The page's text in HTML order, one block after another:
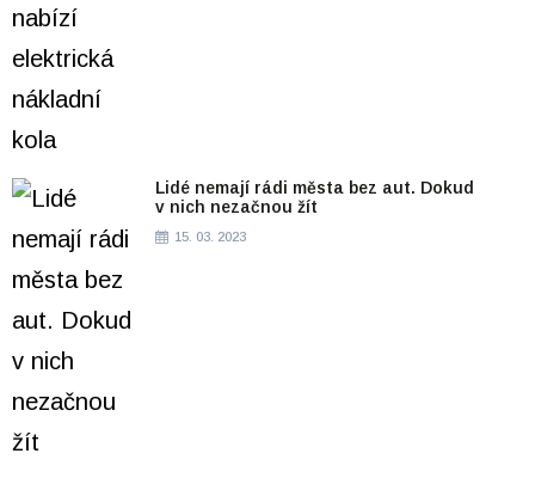
Lidé nemají rádi města bez aut. Dokud
v nich nezačnou žít
15. 03. 2023